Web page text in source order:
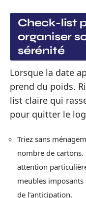
Check-list
organiser
sérénité
Lorsque la date
prend du poids.
list claire qui
pour quitter le
Triez sans
nombre de
attention
meubles
de l’anticipation.